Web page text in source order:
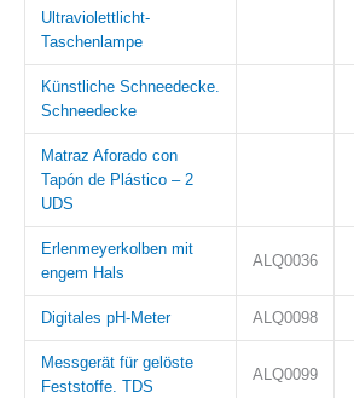
Ultraviolettlicht-
Taschenlampe
Künstliche Schneedecke.
Schneedecke
Matraz Aforado con
Tapón de Plástico – 2
UDS
Erlenmeyerkolben mit
engem Hals
ALQ0036
Digitales pH-Meter ALQ0098
Messgerät für gelöste
Feststoffe. TDS
ALQ0099